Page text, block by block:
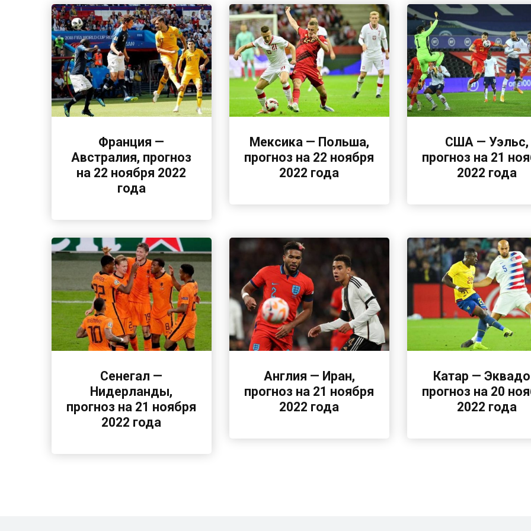
Франция —
Австралия, прогноз
на 22 ноября 2022
года
Мексика — Польша,
прогноз на 22 ноября
2022 года
США — Уэльс,
прогноз на 21
2022 года
Сенегал —
Нидерланды,
прогноз на 21 ноября
2022 года
Англия — Иран,
прогноз на 21 ноября
2022 года
Катар —
прогноз на 20
2022 года